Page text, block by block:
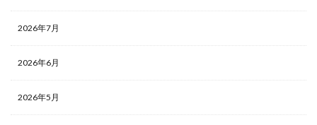
2026年7月
2026年6月
2026年5月